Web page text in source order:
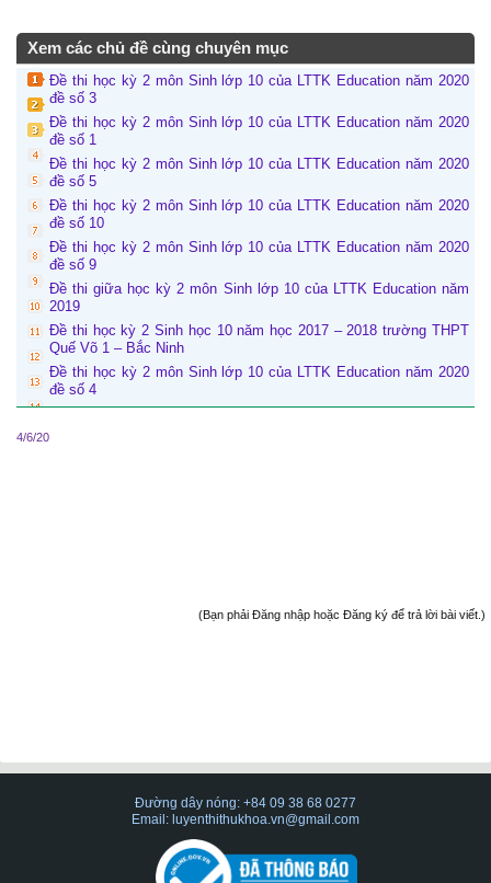
Xem các chủ đề cùng chuyên mục
Đề thi học kỳ 2 môn Sinh lớp 10 của LTTK Education năm 2020
đề số 3
Đề thi học kỳ 2 môn Sinh lớp 10 của LTTK Education năm 2020
đề số 1
Đề thi học kỳ 2 môn Sinh lớp 10 của LTTK Education năm 2020
đề số 5
Đề thi học kỳ 2 môn Sinh lớp 10 của LTTK Education năm 2020
đề số 10
Đề thi học kỳ 2 môn Sinh lớp 10 của LTTK Education năm 2020
đề số 9
Đề thi giữa học kỳ 2 môn Sinh lớp 10 của LTTK Education năm
2019
Đề thi học kỳ 2 Sinh học 10 năm học 2017 – 2018 trường THPT
Quế Võ 1 – Bắc Ninh
Đề thi học kỳ 2 môn Sinh lớp 10 của LTTK Education năm 2020
đề số 4
4/6/20
(Bạn phải Đăng nhập hoặc Đăng ký để trả lời bài viết.)
Đường dây nóng: +84 09 38 68 0277
Email: luyenthithukhoa.vn@gmail.com